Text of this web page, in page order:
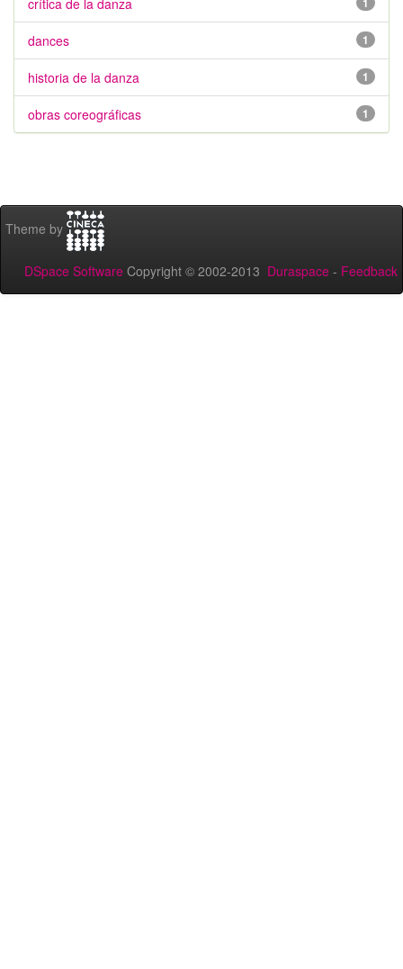
crítica de la danza
1
dances
1
historia de la danza
1
obras coreográficas
Theme by
DSpace Software Copyright © 2002-2013 Duraspace - Feedback